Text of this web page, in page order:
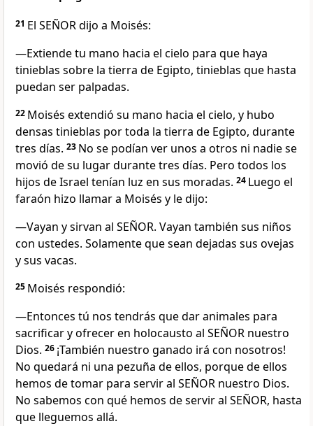
21 El SEÑOR dijo a Moisés:
—Extiende tu mano hacia el cielo para que haya
tinieblas sobre la tierra de Egipto, tinieblas que hasta
puedan ser palpadas.
22 Moisés extendió su mano hacia el cielo, y hubo
densas tinieblas por toda la tierra de Egipto, durante
tres días. 23 No se podían ver unos a otros ni nadie se
movió de su lugar durante tres días. Pero todos los
hijos de Israel tenían luz en sus moradas. 24 Luego el
faraón hizo llamar a Moisés y le dijo:
—Vayan y sirvan al SEÑOR. Vayan también sus niños
con ustedes. Solamente que sean dejadas sus ovejas
y sus vacas.
25 Moisés respondió:
—Entonces tú nos tendrás que dar animales para
sacrificar y ofrecer en holocausto al SEÑOR nuestro
Dios. 26 ¡También nuestro ganado irá con nosotros!
No quedará ni una pezuña de ellos, porque de ellos
hemos de tomar para servir al SEÑOR nuestro Dios.
No sabemos con qué hemos de servir al SEÑOR, hasta
que lleguemos allá.